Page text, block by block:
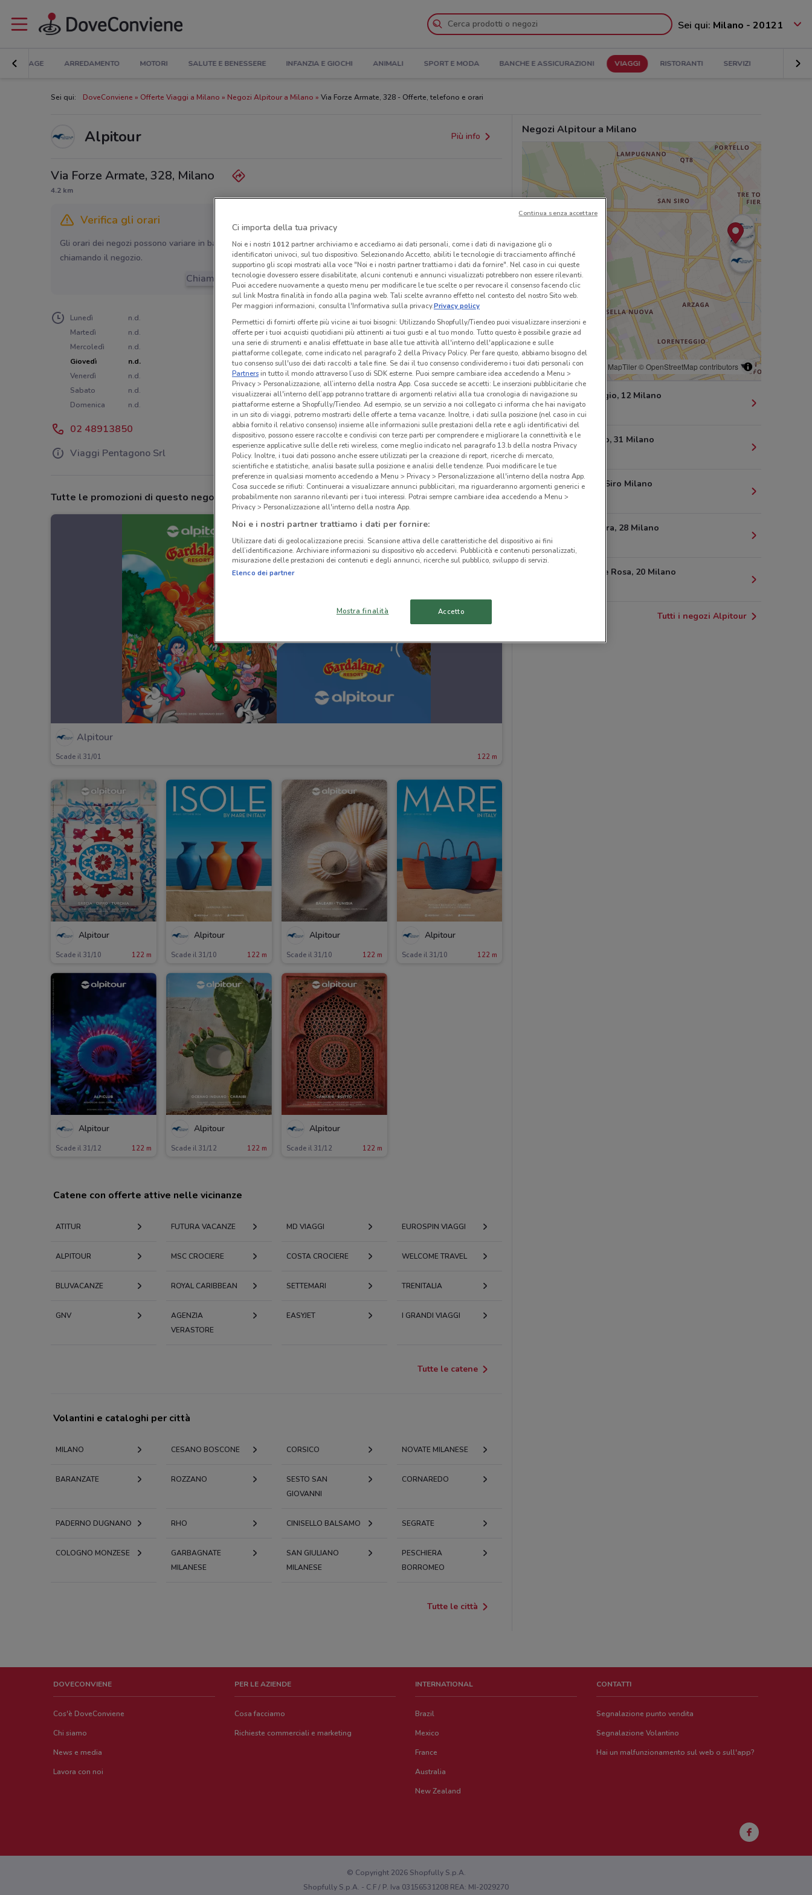
Sei qui: Milano - 20121
BRICOLAGE ARREDAMENTO MOTORI SALUTE E BENESSERE INFANZIA E GIOCHI ANIMALI SPORT E MODA BANCHE E ASSICURAZIONI VIAGGI RISTORANTI SERVIZI
Sei qui: DoveConviene Offerte Viaggi a Milano Negozi Alpitour a Milano Via Forze Armate, 328 - Offerte, telefono e orari
Alpitour Più info
Via Forze Armate, 328, Milano
4.2 km
Verifica gli orari
Gli orari dei negozi possono variare in base agli ultimi provvedimenti regionali o nazionali. Verifica l’accuratezza
chiamando il negozio.
Chiama il negozio
Lunedì
n.d.
Martedì
n.d.
Mercoledì
n.d.
Giovedì
n.d.
Venerdì
n.d.
Sabato
n.d.
Domenica
n.d.
02 48913850
Viaggi Pentagono Srl
Tutte le promozioni di questo negozio
Alpitour
Scade il 31/01 122 m
Alpitour
Scade il 31/10 122 m
Alpitour
Scade il 31/10 122 m
Alpitour
Scade il 31/10 122 m
Alpitour
Scade il 31/10 122 m
Alpitour
Scade il 31/12 122 m
Alpitour
Scade il 31/12 122 m
Alpitour
Scade il 31/12 122 m
Negozi Alpitour a Milano
© MapTiler© OpenStreetMap contributors
Via Correggio, 12 Milano
122 m
Via San Siro, 31 Milano
31 Via San Siro Milano
236 m
Via Marghera, 28 Milano
Viale Monte Rosa, 20 Milano
Tutti i negozi Alpitour
Catene con offerte attive nelle vicinanze
ATITUR FUTURA VACANZE MD VIAGGI EUROSPIN VIAGGI
ALPITOUR MSC CROCIERE COSTA CROCIERE WELCOME TRAVEL
BLUVACANZE ROYAL CARIBBEAN SETTEMARI TRENITALIA
GNV
AGENZIA
VERASTORE
EASYJET I GRANDI VIAGGI
Tutte le catene
Volantini e cataloghi per città
MILANO CESANO BOSCONE CORSICO NOVATE MILANESE
BARANZATE ROZZANO
SESTO SAN
GIOVANNI
CORNAREDO
PADERNO DUGNANO RHO CINISELLO BALSAMO SEGRATE
COLOGNO MONZESE
GARBAGNATE
MILANESE
SAN GIULIANO
MILANESE
PESCHIERA
BORROMEO
Tutte le città
DOVECONVIENE
Cos'è DoveConviene
Chi siamo
News e media
Lavora con noi
PER LE AZIENDE
Cosa facciamo
Richieste commerciali e marketing
INTERNATIONAL
Brazil
Mexico
France
Australia
New Zealand
CONTATTI
Segnalazione punto vendita
Segnalazione Volantino
Hai un malfunzionamento sul web o sull'app?
© Copyright 2026 Shopfully S.p.A.
Shopfully S.p.A. - C.F / P. Iva 03156531208 REA: MI-2029270
Ci importa della tua privacy
Noi e i nostri 1012partner archiviamo e accediamo ai dati personali, come i dati di navigazione gli o
identificatori univoci, sul tuo dispositivo. Selezionando Accetto, abiliti le tecnologie di tracciamento affinché
supportino gli scopi mostrati alla voce "Noi e i nostri partner trattiamo i dati da fornire". Nel caso in cui queste
tecnologie dovessero essere disabilitate, alcuni contenuti e annunci visualizzati potrebbero non essere rilevanti.
Puoi accedere nuovamente a questo menu per modificare le tue scelte o per revocare il consenso facendo clic
sul link Mostra finalità in fondo alla pagina web. Tali scelte avranno effetto nel contesto del nostro Sito web.
Per maggiori informazioni, consulta l'Informativa sulla privacy.Privacy policy
Permettici di fornirti offerte più vicine ai tuoi bisogni: Utilizzando Shopfully/Tiendeo puoi visualizzare inserzioni e
offerte per i tuoi acquisti quotidiani più attinenti ai tuoi gusti e al tuo mondo. Tutto questo è possibile grazie ad
una serie di strumenti e analisi effettuate in base alle tue attività all'interno dell'applicazione e sulle
piattaforme collegate, come indicato nel paragrafo 2 della Privacy Policy. Per fare questo, abbiamo bisogno del
tuo consenso sull'uso dei dati raccolti a tale fine. Se dai il tuo consenso condivideremo i tuoi dati personali con
Partnersin tutto il mondo attraverso l’uso di SDK esterne. Puoi sempre cambiare idea accedendo a Menu >
Privacy > Personalizzazione, all’interno della nostra App. Cosa succede se accetti: Le inserzioni pubblicitarie che
visualizzerai all'interno dell’app potranno trattare di argomenti relativi alla tua cronologia di navigazione su
piattaforme esterne a Shopfully/Tiendeo. Ad esempio, se un servizio a noi collegato ci informa che hai navigato
in un sito di viaggi, potremo mostrarti delle offerte a tema vacanze. Inoltre, i dati sulla posizione (nel caso in cui
abbia fornito il relativo consenso) insieme alle informazioni sulle prestazioni della rete e agli identificativi del
dispositivo, possono essere raccolte e condivisi con terze parti per comprendere e migliorare la connettività e le
esperienze applicative sulle delle reti wireless, come meglio indicato nel paragrafo 13.b della nostra Privacy
Policy. Inoltre, i tuoi dati possono anche essere utilizzati per la creazione di report, ricerche di mercato,
scientifiche e statistiche, analisi basate sulla posizione e analisi delle tendenze. Puoi modificare le tue
preferenze in qualsiasi momento accedendo a Menu > Privacy > Personalizzazione all'interno della nostra App.
Cosa succede se rifiuti: Continuerai a visualizzare annunci pubblicitari, ma riguarderanno argomenti generici e
probabilmente non saranno rilevanti per i tuoi interessi. Potrai sempre cambiare idea accedendo a Menu >
Privacy > Personalizzazione all'interno della nostra App.
Noi e i nostri partner trattiamo i dati per fornire:
Utilizzare dati di geolocalizzazione precisi. Scansione attiva delle caratteristiche del dispositivo ai fini
dell’identificazione. Archiviare informazioni su dispositivo e/o accedervi. Pubblicità e contenuti personalizzati,
misurazione delle prestazioni dei contenuti e degli annunci, ricerche sul pubblico, sviluppo di servizi.
Elenco dei partner
Mostra finalità Accetto
Continua senza accettare